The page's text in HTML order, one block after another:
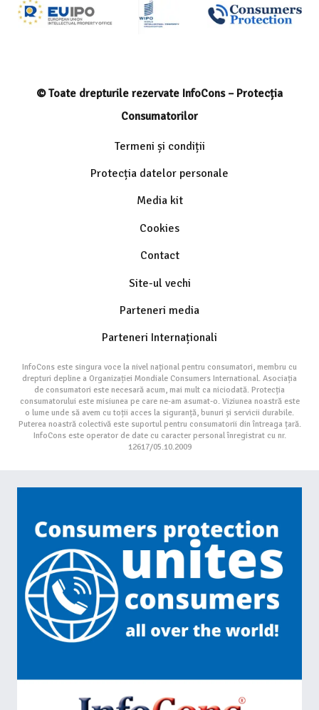
© Toate drepturile rezervate InfoCons – Protecția
Consumatorilor
Termeni și condiții
Protecția datelor personale
Media kit
Cookies
Contact
Site-ul vechi
Parteneri media
Parteneri Internaționali
InfoCons este singura voce la nivel național pentru consumatori, membru cu
drepturi depline a Organizației Mondiale Consumers International. Asociația
de consumatori este necesară acum, mai mult ca niciodată. Protecția
consumatorului este misiunea pe care ne-am asumat-o. Viziunea noastră este
o lume unde să avem cu toții acces la siguranță, bunuri și servicii durabile.
Puterea noastră colectivă este suportul pentru consumatorii din întreaga țară.
InfoCons este operator de date cu caracter personal înregistrat cu nr.
12617/05.10.2009